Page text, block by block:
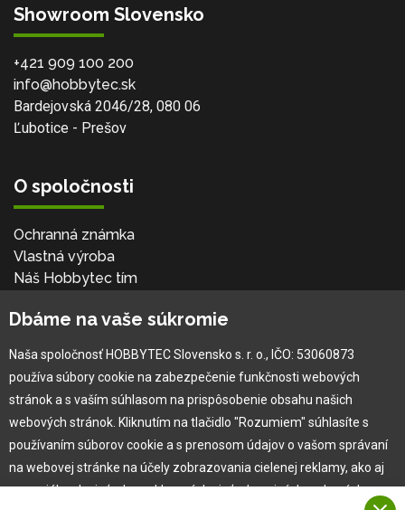
Showroom Slovensko
+421 909 100 200
info@hobbytec.sk
Bardejovská 2046/28, 080 06
Ľubotice - Prešov
O spoločnosti
Ochranná známka
Vlastná výroba
Náš Hobbytec tím
Naša história
Pre zákazníka
Garancia najlepšej ceny
Užívateľský manuál
Dbáme na vaše súkromie
Naša spoločnosť HOBBYTEC Slovensko s. r. o., IČO: 53060873
používa súbory cookie na zabezpečenie funkčnosti webových
stránok a s vaším súhlasom na prispôsobenie obsahu našich
webových stránok. Kliknutím na tlačidlo "Rozumiem" súhlasíte s
používaním súborov cookie a s prenosom údajov o vašom správaní
na webovej stránke na účely zobrazovania cielenej reklamy, ako aj
na sociálnych sieťach a reklamných sieťach na iných webových